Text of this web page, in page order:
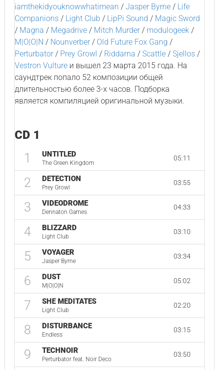
iamthekidyouknowwhatimean / Jasper Byrne/ Life
Companions/ Light Club / LipPi Sound / Magic Sword
/ Magna / Megadrive/ Mitch Murder/ modulogeek/
M|O|O|N / Nounverber/ Old Future Fox Gang /
Perturbator / Prey Growl / Riddarna / Scattle/ Sjellos/
Vestron Vultureи вышел 23 марта 2015 года. На
саундтрек попало 52 композиции общей
длительностью более 3-х часов. Подборка
является компиляцией оригинальной музыки.
CD 1
1 UNTITLED
The Green Kingdom
05:11
2 DETECTION
Prey Growl
03:55
3 VIDEODROME
Dennaton Games
04:33
4 BLIZZARD
Light Club
03:10
5 VOYAGER
Jasper Byrne
03:34
6 DUST
M|O|O|N
05:02
7 SHE MEDITATES
Light Club
02:20
8 DISTURBANCE
Endless
03:15
9 TECHNOIR
Perturbator feat. Noir Deco
03:50